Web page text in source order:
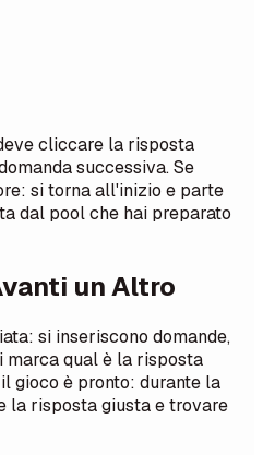
cliccare la risposta
successiva. Se
si torna all'inizio e parte
dal pool che hai preparato
un Altro
si inseriscono domande,
marca qual è la risposta
gioco è pronto: durante la
la risposta giusta e trovare